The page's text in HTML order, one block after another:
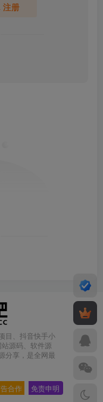
注册
目、抖音快手小
源码、软件源
分享，是全网最
合作 免责申明